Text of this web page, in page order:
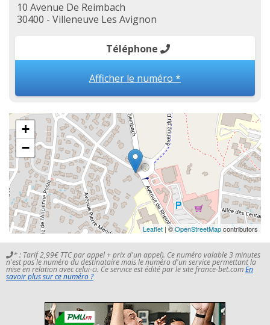
10 Avenue De Reimbach
30400 - Villeneuve Les Avignon
Téléphone
Afficher le numéro *
+
−
Leaflet | ©OpenStreetMapcontributors
* : Tarif 2,99€ TTC par appel + prix d'un appel). Ce numéro valable 3 minutes
n'est pas le numéro du destinataire mais le numéro d'un service permettant la
mise en relation avec celui-ci. Ce service est édité par le site france-bet.comEn
savoir plus sur ce numéro ?